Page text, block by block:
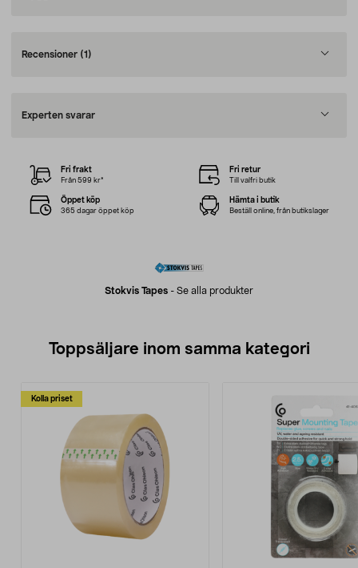
Recensioner (1)
Experten svarar
Stokvis Tapes - Se alla produkter
Fri frakt
Från 599 kr*
Fri retur
Till valfri butik
Öppet köp
365 dagar öppet köp
Hämta i butik
Beställ online, från butikslager
Toppsäljare inom samma kategori
Kolla priset